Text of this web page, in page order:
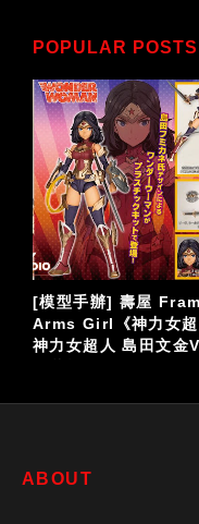
POPULAR POSTS
[日系玩具] 超合金魂 [GX-
104] 勇者王「我王戰牙
GaoFighGar」(ガオファ
ABOUT